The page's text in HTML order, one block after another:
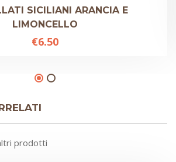
SICILIANI ARANCIA E
LIMONCELLO
€6.50
prodotti